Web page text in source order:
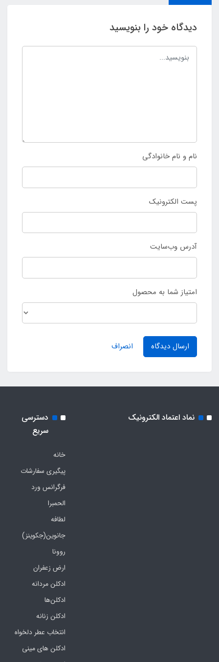
دیدگاه خود را بنویسید
نام و نام خانوادگی
پست الکترونیک
آدرس وب‌سایت
امتیاز شما به محصول
ارسال دیدگاه انصراف
نماد اعتماد الکترونیک
دسترسی
سریع
خانه
پیگیری سفارشات
فرگرانس ورد
الحمبرا
لطافه
جانوین(جکوینز)
روونا
ارض زعفران
ادکلن مردانه
ادکلن‌ها
ادکلن زنانه
انتخاب عطر دلخواه
ادکلن های مینی